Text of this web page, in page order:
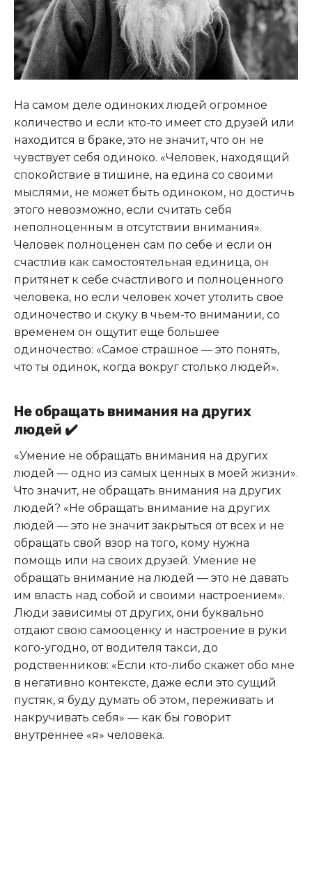
На самом деле одиноких людей огромное
количество и если кто-то имеет сто друзей или
находится в браке, это не значит, что он не
чувствует себя одиноко. «Человек, находящий
спокойствие в тишине, на едина со своими
мыслями, не может быть одиноком, но достичь
этого невозможно, если считать себя
неполноценным в отсутствии внимания».
Человек полноценен сам по себе и если он
счастлив как самостоятельная единица, он
притянет к себе счастливого и полноценного
человека, но если человек хочет утолить своё
одиночество и скуку в чьем-то внимании, со
временем он ощутит еще большее
одиночество: «Самое страшное — это понять,
что ты одинок, когда вокруг столько людей».
Не обращать внимания на других
людей ✔️
«Умение не обращать внимания на других
людей — одно из самых ценных в моей жизни».
Что значит, не обращать внимания на других
людей? «Не обращать внимание на других
людей — это не значит закрыться от всех и не
обращать свой взор на того, кому нужна
помощь или на своих друзей. Умение не
обращать внимание на людей — это не давать
им власть над собой и своими настроением».
Люди зависимы от других, они буквально
отдают свою самооценку и настроение в руки
кого-угодно, от водителя такси, до
родственников: «Если кто-либо скажет обо мне
в негативно контексте, даже если это сущий
пустяк, я буду думать об этом, переживать и
накручивать себя» — как бы говорит
внутреннее «я» человека.